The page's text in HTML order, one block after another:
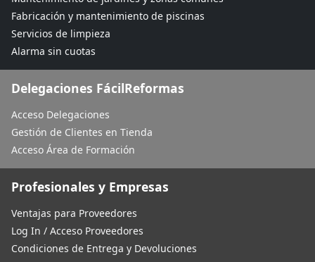
Fabricación y mantenimiento de piscinas
Servicios de limpieza
Alarma sin cuotas
Delegaciones FácilReformas
Acceso Delegaciones
Gestión de Clientes en Tienda
Acceso Área de Formación
Profesionales y Empresas
Ventajas para Proveedores
Log In / Acceso Proveedores
Condiciones de Entrega y Devoluciones